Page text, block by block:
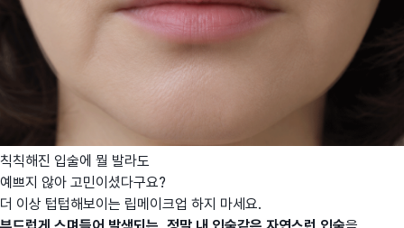
칙칙해진 입술에 뭘 발라도
예쁘지 않아 고민이셨다구요?
더 이상 텁텁해보이는 립메이크업 하지 마세요.